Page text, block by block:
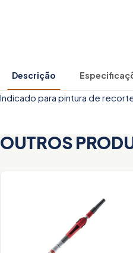
Descrição
Indicado para pintura de
OUTROS